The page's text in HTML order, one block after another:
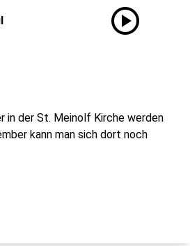
play_circle
in der St. Meinolf Kirche werden
kann man sich dort noch